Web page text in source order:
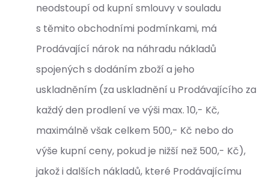
neodstoupí od kupní smlouvy v souladu
s těmito obchodními podmínkami, má
Prodávající nárok na náhradu nákladů
spojených s dodáním zboží a jeho
uskladněním (za uskladnění u Prodávajícího za
každý den prodlení ve výši max. 10,- Kč,
maximálně však celkem 500,- Kč nebo do
výše kupní ceny, pokud je nižší než 500,- Kč),
jakož i dalších nákladů, které Prodávajícímu